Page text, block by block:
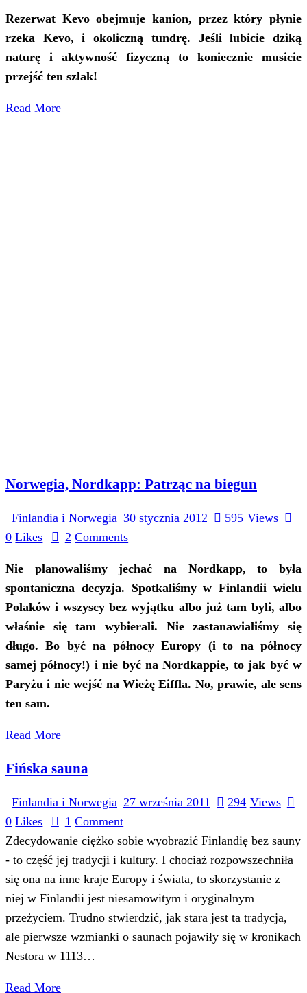
Rezerwat Kevo obejmuje kanion, przez który płynie
rzeka Kevo, i okoliczną tundrę. Jeśli lubicie dziką
naturę i aktywność fizyczną to koniecznie musicie
przejść ten szlak!
Read More
Norwegia, Nordkapp: Patrząc na biegun
Finlandia i Norwegia 30 stycznia 2012 595 Views
0 Likes 2 Comments
Nie planowaliśmy jechać na Nordkapp, to była
spontaniczna decyzja. Spotkaliśmy w Finlandii wielu
Polaków i wszyscy bez wyjątku albo już tam byli, albo
właśnie się tam wybierali. Nie zastanawialiśmy się
długo. Bo być na północy Europy (i to na północy
samej północy!) i nie być na Nordkappie, to jak być w
Paryżu i nie wejść na Wieżę Eiffla. No, prawie, ale sens
ten sam.
Read More
Fińska sauna
Finlandia i Norwegia 27 września 2011 294 Views
0 Likes 1 Comment
Zdecydowanie ciężko sobie wyobrazić Finlandię bez sauny
- to część jej tradycji i kultury. I chociaż rozpowszechniła
się ona na inne kraje Europy i świata, to skorzystanie z
niej w Finlandii jest niesamowitym i oryginalnym
przeżyciem. Trudno stwierdzić, jak stara jest ta tradycja,
ale pierwsze wzmianki o saunach pojawiły się w kronikach
Nestora w 1113…
Read More